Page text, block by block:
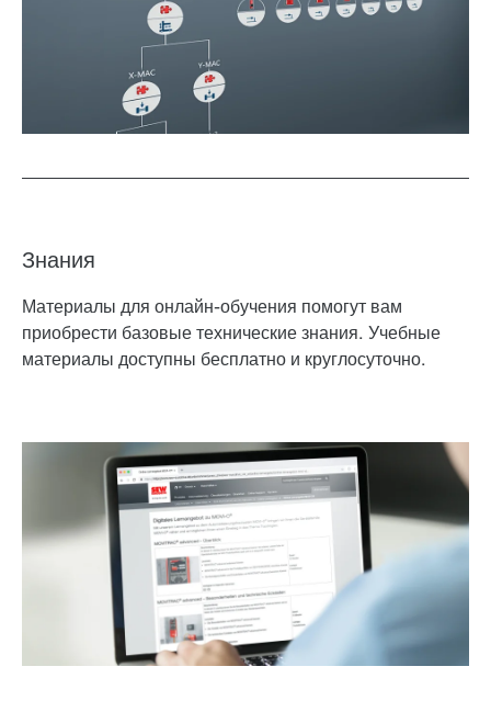
Знания
Материалы для онлайн-обучения помогут вам
приобрести базовые технические знания. Учебные
материалы доступны бесплатно и круглосуточно.